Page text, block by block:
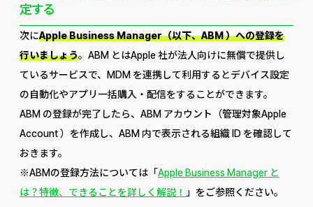
定する
次にApple Business Manager（以下、ABM ）への登録を
行いましょう。ABM とはApple 社が法人向けに無償で提供し
ているサービスで、MDM を連携して利用するとデバイス設定
の自動化やアプリ一括購入・配信をすることができます。
ABM の登録が完了したら、ABM アカウント（管理対象Apple
Account ）を作成し、ABM 内で表示される組織 ID を確認して
おきます。
※ABMの登録方法については「Apple Business Manager と
は？特徴、できることを詳しく解説！ 」をご参照ください。